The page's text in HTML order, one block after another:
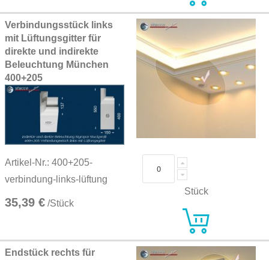
Verbindungsstück links
mit Lüftungsgitter für
direkte und indirekte
Beleuchtung München
400+205
Artikel-Nr.: 400+205-
verbindung-links-lüftung
35,39 € /Stück
Stück
Endstück rechts für